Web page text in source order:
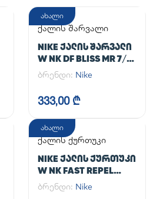
ახალი
ქალის შარვალი
NIKE ᲥᲐᲚᲘᲡ ᲨᲐᲠᲕᲐᲚᲘ
W NK DF BLISS MR 7/8
JOGGER
ბრენდი: Nike
333,00 ₾
ახალი
ქალის ქურთუკი
NIKE ᲥᲐᲚᲘᲡ ᲥᲣᲠᲗᲣᲙᲘ
W NK FAST REPEL
JACKET
ბრენდი: Nike